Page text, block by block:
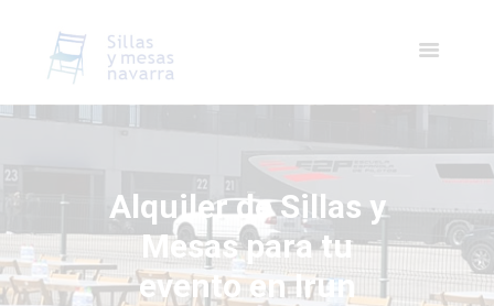
Alquiler de Sillas y
Mesas para tu
evento en Irun